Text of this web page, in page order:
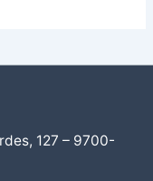
127 – 9700-